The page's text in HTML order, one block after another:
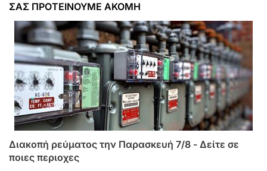
ΣΑΣ ΠΡΟΤΕΙΝΟΥΜΕ ΑΚΟΜΗ
Διακοπή ρεύματος την Παρασκευή 7/8 - Δείτε σε
ποιες περιοχες